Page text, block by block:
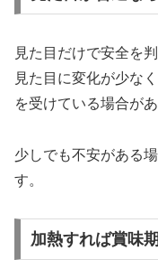
見た目だけで安全を
見た目に変化が少な
を受けている場合があ
少しでも不安がある
す。
加熱すれば賞味